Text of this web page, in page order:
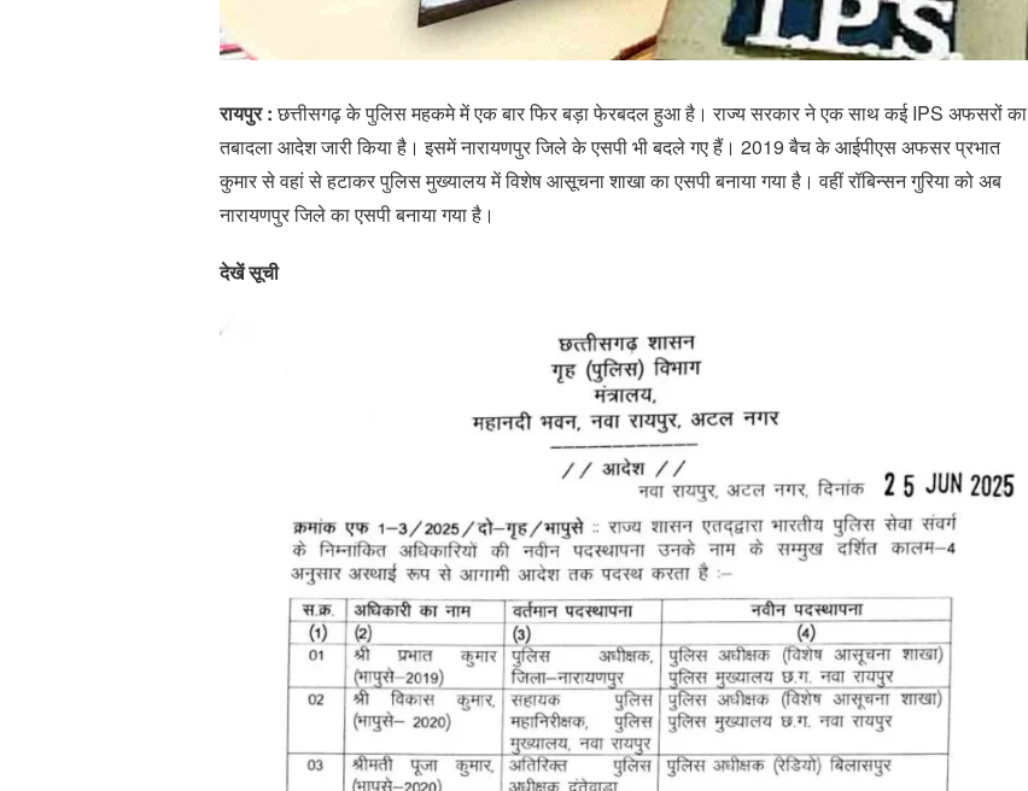
रायपुर :छत्तीसगढ़ के पुलिस महकमे में एक बार फिर बड़ा फेरबदल हुआ है। राज्य सरकार ने एक साथ कई IPS अफसरों का
तबादला आदेश जारी किया है। इसमें नारायणपुर जिले के एसपी भी बदले गए हैं। 2019 बैच के आईपीएस अफसर प्रभात
कुमार से वहां से हटाकर पुलिस मुख्यालय में विशेष आसूचना शाखा का एसपी बनाया गया है। वहीं रॉबिन्सन गुरिया को अब
नारायणपुर जिले का एसपी बनाया गया है।
देखें सूची